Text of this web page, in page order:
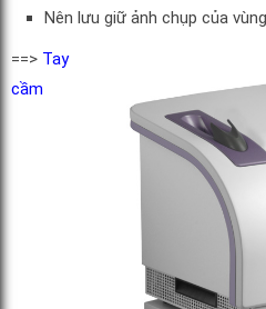
Nên lưu giữ ảnh chụp của
==> Tay
cầm